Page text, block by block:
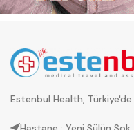
Estenbul Health,